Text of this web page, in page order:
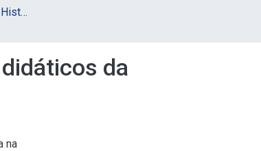
TCC - Licenciatura em História (Sede)
da
na